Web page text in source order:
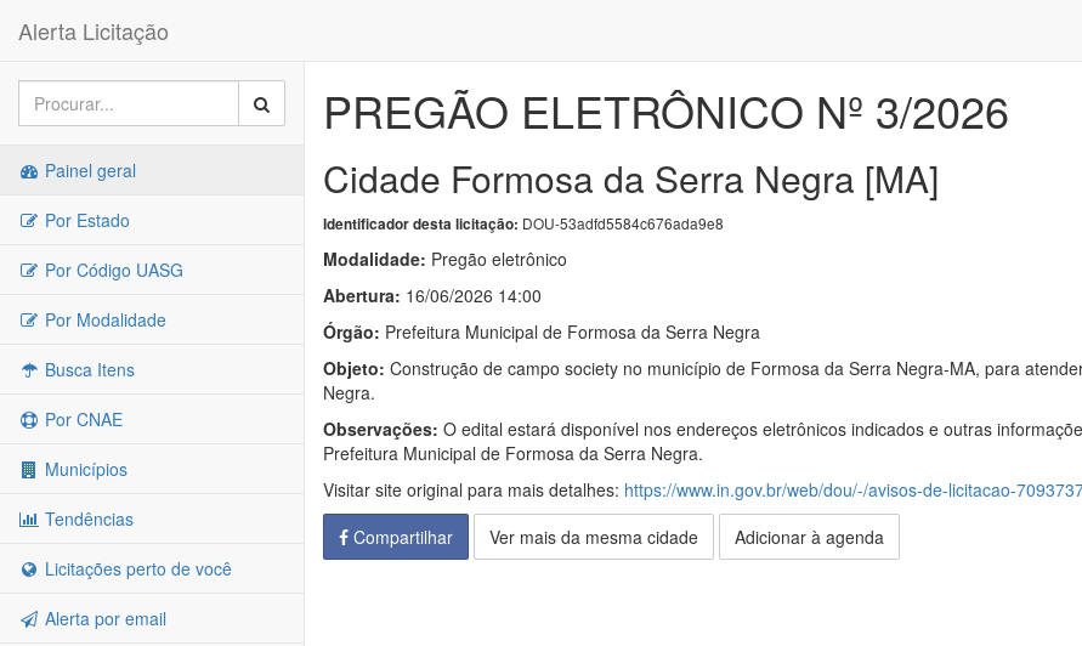
Alerta Licitação
Painel geral
Por Estado
Por Código UASG
Por Modalidade
Busca Itens
Por CNAE
Municípios
Tendências
Licitações perto de você
Alerta por email
PREGÃO ELETRÔNICO Nº 3/2026
Cidade Formosa da Serra Negra [MA]
Identificador desta licitação: DOU-53adfd5584c676ada9e8
Modalidade: Pregão eletrônico
Abertura: 16/06/2026 14:00
Órgão: Prefeitura Municipal de Formosa da Serra Negra
Objeto: Construção de campo society no município de Formosa da Serra Negra-MA, para
Negra.
Observações: O edital estará disponível nos endereços eletrônicos indicados e outras
Prefeitura Municipal de Formosa da Serra Negra.
Visitar site original para mais detalhes: https://www.in.gov.br/web/dou/-/avisos-de-licitacao-
Compartilhar
Ver mais da mesma cidade Adicionar à agenda